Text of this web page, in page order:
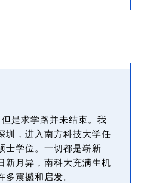
是求学路并未结束。我
圳，进入南方科技大学任
士学位。一切都是崭新
新月异，南科大充满生机
多震撼和启发。